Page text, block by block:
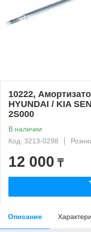
10222,
HYUNDAI / KIA
2S000
В наличии
Код: 3213-0298
12 000 ₸
Описание